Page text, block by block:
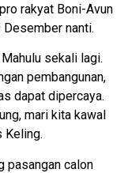
rakyat Boni-Avun
nanti.
sekali lagi.
pembangunan,
dapat dipercaya.
mari kita kawal
Keling.
pasangan calon